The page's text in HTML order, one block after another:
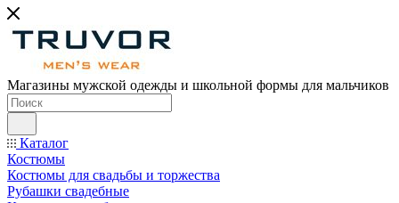
Магазины мужской одежды и школьной формы для мальчиков
Каталог
Костюмы
Костюмы для свадьбы и торжества
Рубашки свадебные